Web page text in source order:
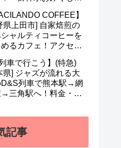
(^^)
COFFEE】
県上田市] 自家焙煎の
シャルティコーヒーを
るカフェ！アクセ
ーなど(^v^)
列車で行こう】(特急)
県] ジャズが流れる大
D&S列車で熊本駅→網
→三角駅へ！料金・予
記事